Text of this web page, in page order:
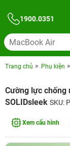
1900.0351
Trang chủ Phụ kiện
Cường lực chống
SOLIDsleek SKU:
Xem cấu hình